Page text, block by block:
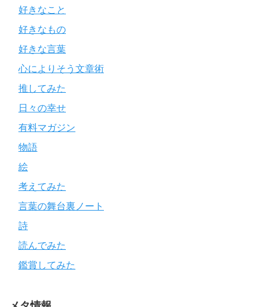
好きなこと
好きなもの
好きな言葉
心によりそう文章術
推してみた
日々の幸せ
有料マガジン
物語
絵
考えてみた
言葉の舞台裏ノート
詩
読んでみた
鑑賞してみた